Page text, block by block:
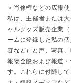
＜肖像権などの広報
私は、主催者または
ャルグッズ販売企業
ームに登録した私の
容など）と声、写真
報物全般および報道
す。これらに付随し